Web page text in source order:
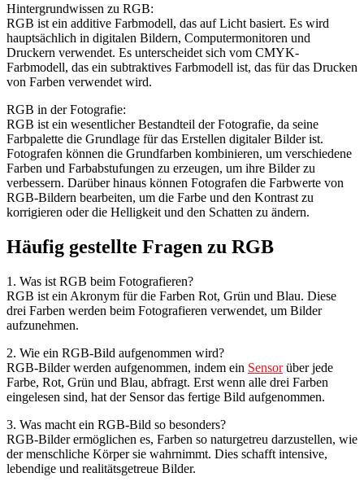
Hintergrundwissen zu RGB:
RGB ist ein additive Farbmodell, das auf Licht basiert. Es wird
hauptsächlich in digitalen Bildern, Computermonitoren und
Druckern verwendet. Es unterscheidet sich vom CMYK-
Farbmodell, das ein subtraktives Farbmodell ist, das für das Drucken
von Farben verwendet wird.
RGB in der Fotografie:
RGB ist ein wesentlicher Bestandteil der Fotografie, da seine
Farbpalette die Grundlage für das Erstellen digitaler Bilder ist.
Fotografen können die Grundfarben kombinieren, um verschiedene
Farben und Farbabstufungen zu erzeugen, um ihre Bilder zu
verbessern. Darüber hinaus können Fotografen die Farbwerte von
RGB-Bildern bearbeiten, um die Farbe und den Kontrast zu
korrigieren oder die Helligkeit und den Schatten zu ändern.
Häufig gestellte Fragen zu RGB
1. Was ist RGB beim Fotografieren?
RGB ist ein Akronym für die Farben Rot, Grün und Blau. Diese
drei Farben werden beim Fotografieren verwendet, um Bilder
aufzunehmen.
2. Wie ein RGB-Bild aufgenommen wird?
RGB-Bilder werden aufgenommen, indem ein Sensorüber jede
Farbe, Rot, Grün und Blau, abfragt. Erst wenn alle drei Farben
eingelesen sind, hat der Sensor das fertige Bild aufgenommen.
3. Was macht ein RGB-Bild so besonders?
RGB-Bilder ermöglichen es, Farben so naturgetreu darzustellen, wie
der menschliche Körper sie wahrnimmt. Dies schafft intensive,
lebendige und realitätsgetreue Bilder.